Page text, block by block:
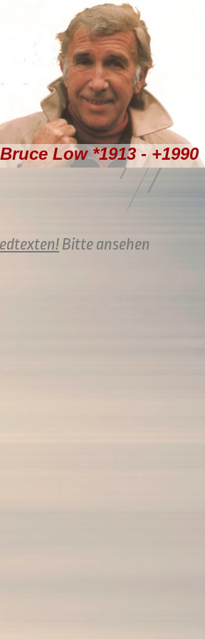
Bruce Low *1913 - +1990
Bitte ansehen